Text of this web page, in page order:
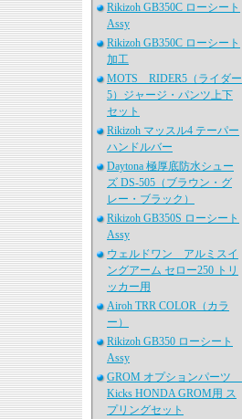
Rikizoh GB350C ローシート
Assy
Rikizoh GB350C ローシート
加工
MOTS RIDER5（ライダー
5）ジャージ・パンツ上下
セット
Rikizoh マッスル4 テーパー
ハンドルバー
Daytona 極厚底防水シュー
ズ DS-505（ブラウン・グ
レー・ブラック）
Rikizoh GB350S ローシート
Assy
ウェルドワン アルミスイ
ングアーム セロー250 トリ
ッカー用
Airoh TRR COLOR（カラ
ー）
Rikizoh GB350 ローシート
Assy
GROM オプションパーツ
Kicks HONDA GROM用 ス
プリングセット